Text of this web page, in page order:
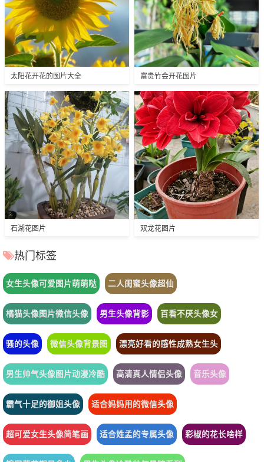
太阳花开花的图片大全 富贵竹会开花图片
石湖花图片 双龙花图片
热门标签
女生头像可爱图片萌萌哒 二人闺蜜头像超仙
橘猫头像图片微信头像 男生头像背影 百看不厌头像女
骚的头像 微信头像背景图 漂亮好看的感性成熟女生头
男生帅气头像图片动漫冷酷 高清真人情侣头像 音乐头像
霸气十足的御姐头像 适合妈妈用的微信头像
超可爱女生头像简笔画 适合姓孟的专属头像 彩椒的花长啥样